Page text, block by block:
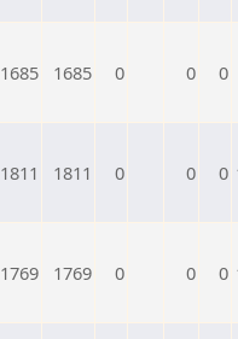
1685 1685 0 0 0
1811 1811 0 0 0
1769 1769 0 0 0